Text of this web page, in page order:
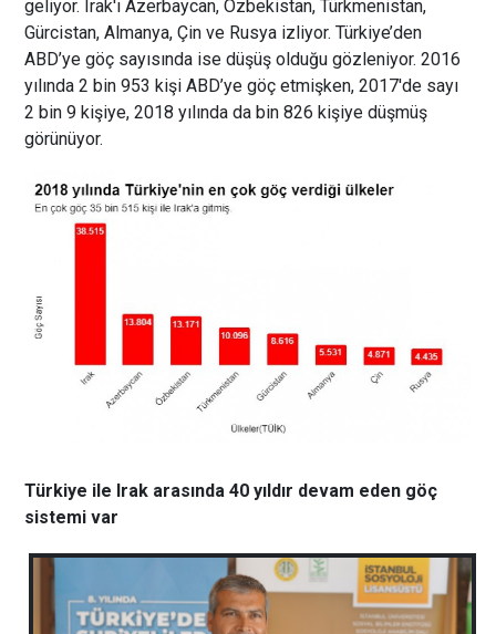
geliyor. Irak'ı Azerbaycan, Özbekistan, Türkmenistan,
Gürcistan, Almanya, Çin ve Rusya izliyor. Türkiye’den
ABD’ye göç sayısında ise düşüş olduğu gözleniyor. 2016
yılında 2 bin 953 kişi ABD’ye göç etmişken, 2017'de sayı
2 bin 9 kişiye, 2018 yılında da bin 826 kişiye düşmüş
görünüyor.
Türkiye ile Irak arasında 40 yıldır devam eden göç
sistemi var